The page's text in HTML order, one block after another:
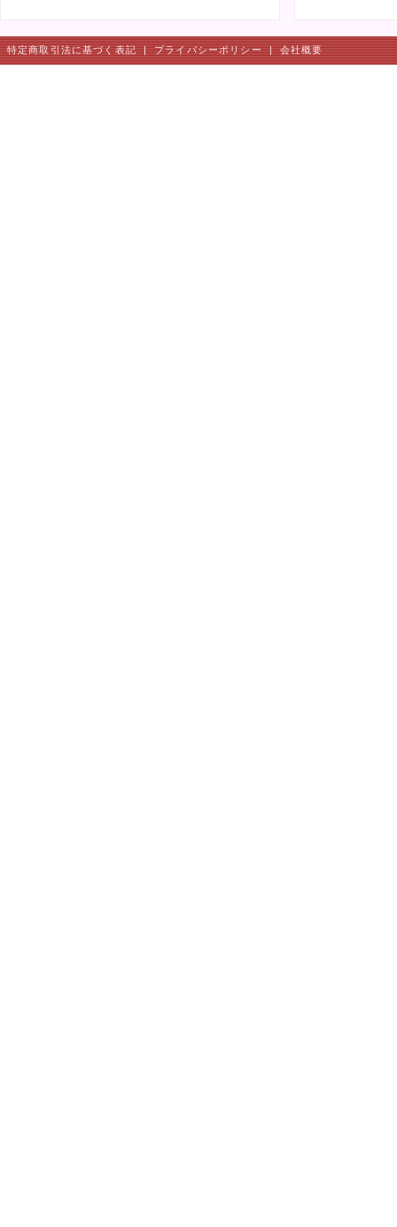
特定商取引法に基づく表記 | プライバシーポリシー | 会社概要